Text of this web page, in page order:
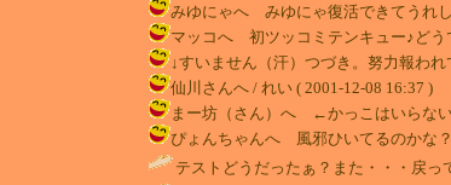
みゆにゃへ みゆにゃ復活できてうれ
マッコへ 初ツッコミテンキュー♪どう
↓すいません（汗）つづき。努力報わ
仙川さんへ / れい ( 2001-12-08 16:37 )
まー坊（さん）へ ←かっこはいらない
ぴょんちゃんへ 風邪ひいてるのかな
テストどうだったぁ？また・・・戻っ